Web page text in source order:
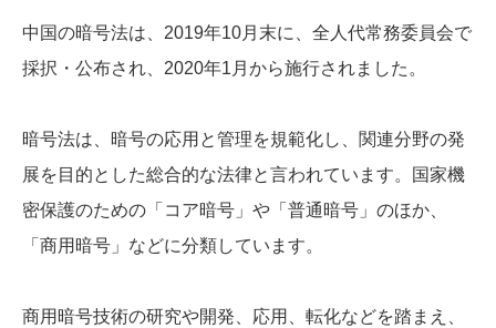
中国の暗号法は、2019年10月末に、全人代常務委員会で
採択・公布され、2020年1月から施行されました。
暗号法は、暗号の応用と管理を規範化し、関連分野の発
展を目的とした総合的な法律と言われています。国家機
密保護のための「コア暗号」や「普通暗号」のほか、
「商用暗号」などに分類しています。
商用暗号技術の研究や開発、応用、転化などを踏まえ、